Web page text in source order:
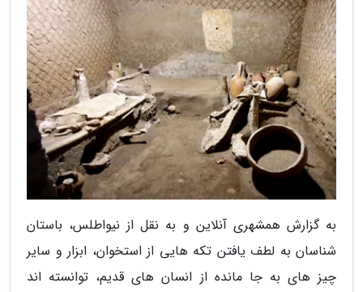
به گزارش همشهری آنلاین و به نقل از نیواطلس، باستان
شناسان به لطف یافتن تکه هایی از استخوان، ابزار و سایر
چیز های به جا مانده از انسان های قدیم، توانسته اند